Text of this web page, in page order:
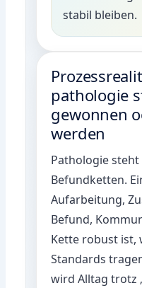
stabil bleiben.
pathologie
gewonnen
werden
Pathologie
Befundketten.
Aufarbeitung,
Befund,
Kette robust ist,
Standards
wird Alltag trotz